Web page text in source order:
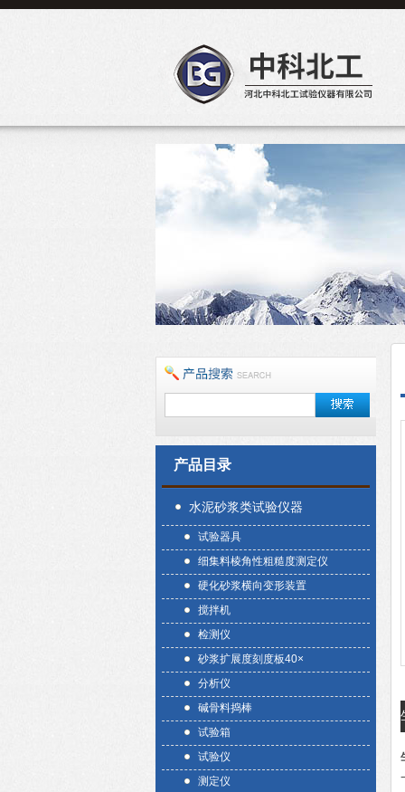
产品目录
水泥砂浆类试验仪器
试验器具
细集料棱角性粗糙度测定仪
硬化砂浆横向变形装置
搅拌机
检测仪
砂浆扩展度刻度板40×
分析仪
碱骨料捣棒
试验箱
试验仪
测定仪